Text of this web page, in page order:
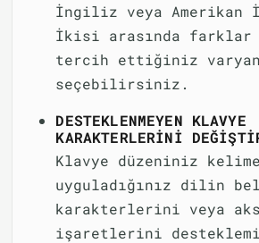
İngiliz veya Amerikan
İkisi arasında farklar
tercih ettiğiniz
seçebilirsiniz.
DESTEKLENMEYEN KLAVYE
KARAKTERLERINI
Klavye düzeniniz
uyguladığınız dilin
karakterlerini veya
işaretlerini